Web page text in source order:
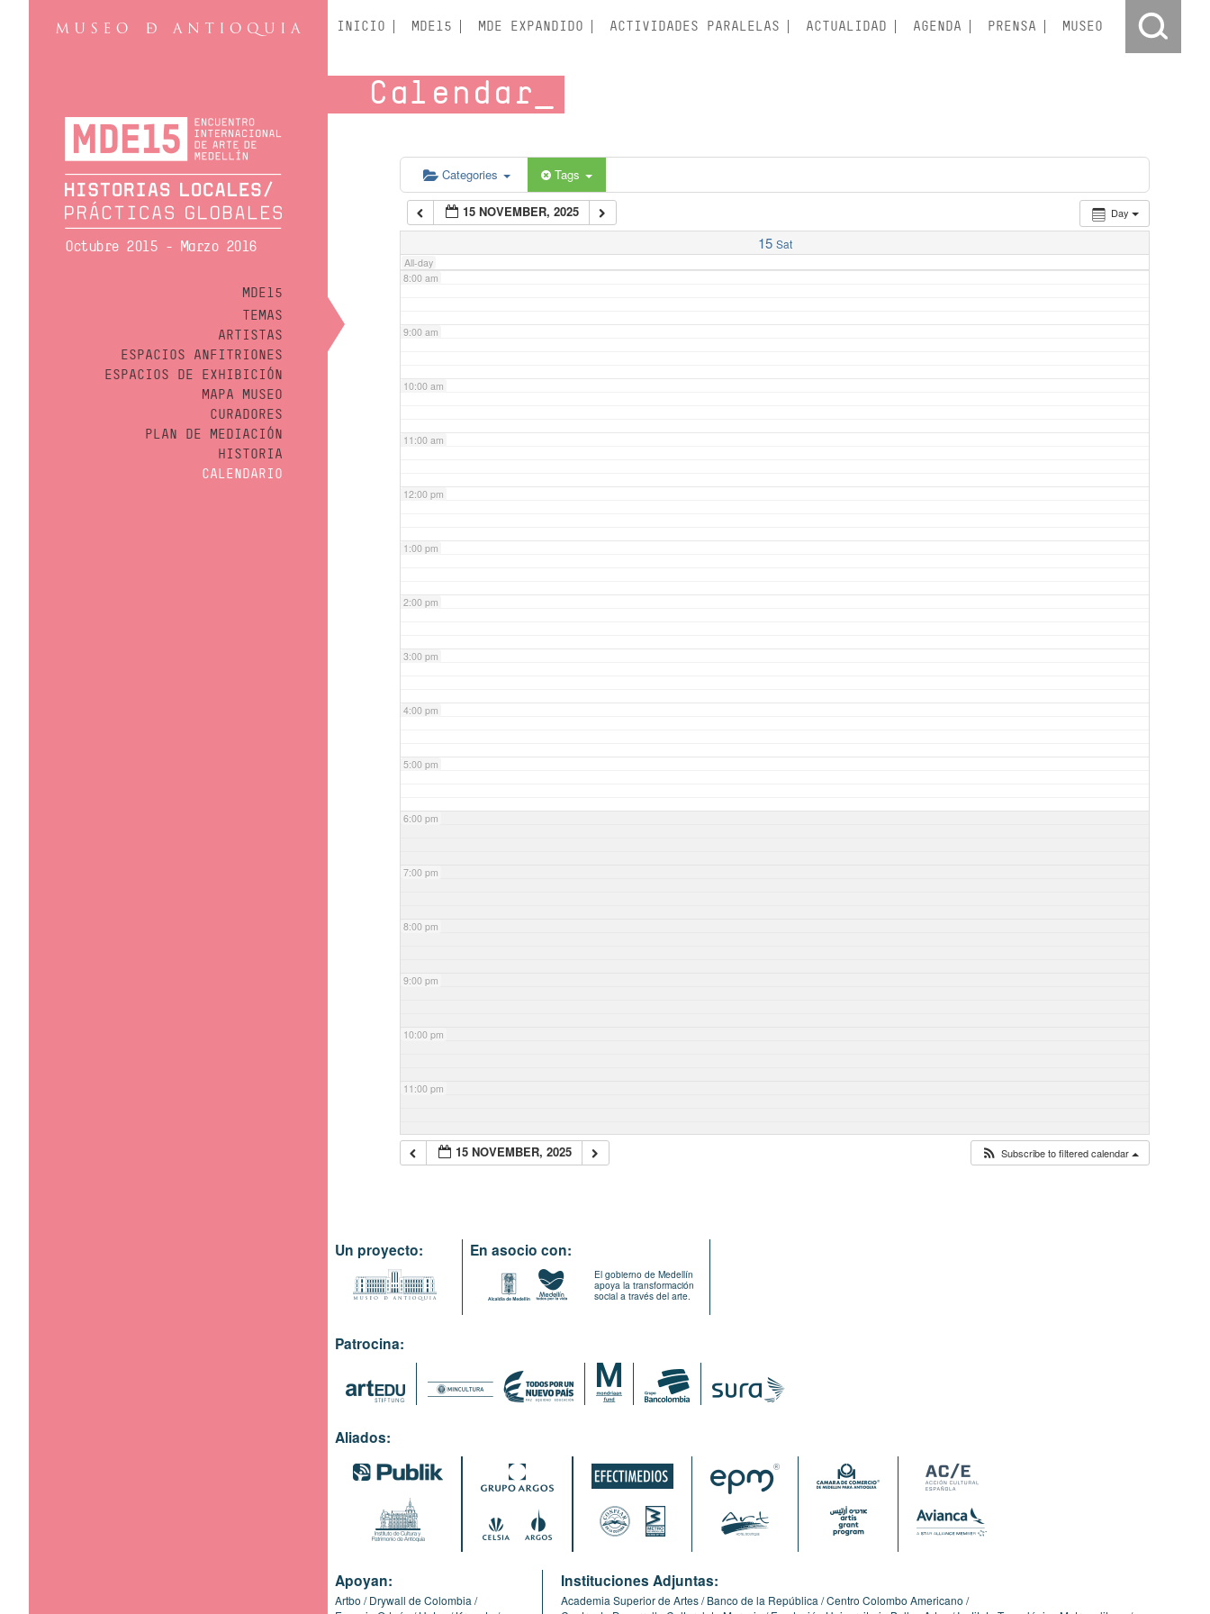
Octubre 2015 - Marzo 2016
MDE15
TEMAS
ARTISTAS
ESPACIOS ANFITRIONES
ESPACIOS DE EXHIBICIÓN
MAPA MUSEO
CURADORES
PLAN DE MEDIACIÓN
HISTORIA
CALENDARIO
INICIO MDE15 MDE EXPANDIDO ACTIVIDADES PARALELAS ACTUALIDAD AGENDA PRENSA MUSEO
Calendar
Categories Tags
Day
15 NOVEMBER, 2025
15 Sat
All-day
5:00 am
6:00 am
7:00 am
8:00 am
9:00 am
10:00 am
11:00 am
12:00 pm
1:00 pm
2:00 pm
3:00 pm
4:00 pm
5:00 pm
6:00 pm
7:00 pm
8:00 pm
9:00 pm
10:00 pm
11:00 pm
15 NOVEMBER, 2025 Subscribe to filtered calendar
Un proyecto: En asocio con:
El gobierno de Medellín
apoya la transformación
social a través del arte.
Patrocina:
Aliados:
Apoyan:
Artbo
Drywall de Colombia
Instituciones Adjuntas:
Academia Superior de Artes Banco de la República Centro Colombo Americano